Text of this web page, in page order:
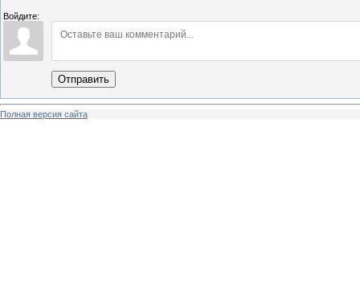
Войдите:
Отправить
Полная версия сайта